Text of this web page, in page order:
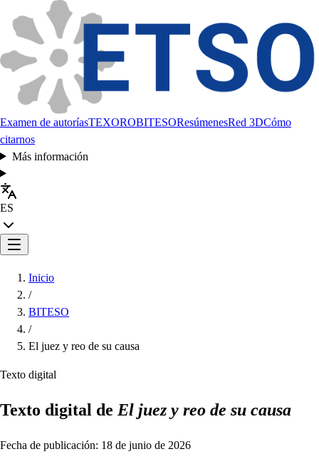
Examen de autoríasTEXOROBITESOResúmenesRed 3DCómo
citarnos
Más información
ES
Inicio
/
BITESO
/
El juez y reo de su causa
Texto digital
Texto digital de El juez y reo de su causa
Fecha de publicación: 18 de junio de 2026